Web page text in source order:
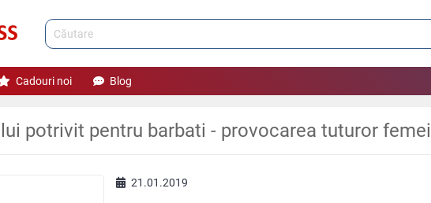
Cadouri noi Blog
potrivit pentru barbati - provocarea tuturor
21.01.2019